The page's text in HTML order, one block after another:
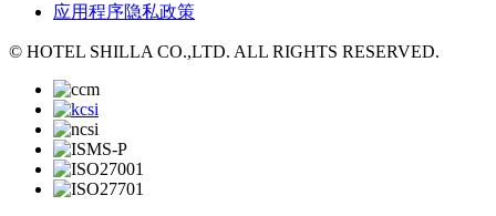
应用程序隐私政策
© HOTEL SHILLA CO.,LTD. ALL RIGHTS RESERVED.